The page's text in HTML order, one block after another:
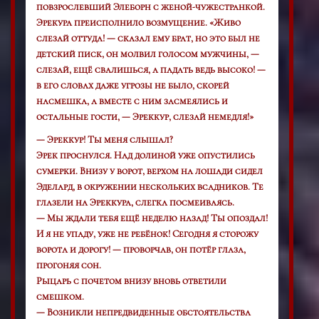
повзрослевший Элеборн с женой-чужестранкой.
Эрекура преисполнило возмущение. «Живо
слезай оттуда! — сказал ему брат, но это был не
детский писк, он молвил голосом мужчины, —
слезай, ещё свалишься, а падать ведь высоко! —
в его словах даже угрозы не было, скорей
насмешка, а вместе с ним засмеялись и
остальные гости, — Эреккур, слезай немедля!»
— Эреккур! Ты меня слышал?
Эрек проснулся. Над долиной уже опустились
сумерки. Внизу у ворот, верхом на лошади сидел
Эделард, в окружении нескольких всадников. Те
глазели на Эреккура, слегка посмеиваясь.
— Мы ждали тебя ещё неделю назад! Ты опоздал!
И я не упаду, уже не ребёнок! Сегодня я сторожу
ворота и дорогу! — проворчав, он потёр глаза,
прогоняя сон.
Рыцарь с почетом внизу вновь ответили
смешком.
— Возникли непредвиденные обстоятельства